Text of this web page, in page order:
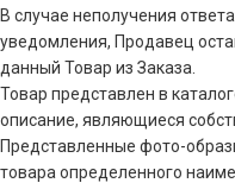
В случае неполучения
уведомления, Продавец
данный Товар из Заказа.
Товар представлен в
описание, являющиеся
Представленные фото-
товара определенного